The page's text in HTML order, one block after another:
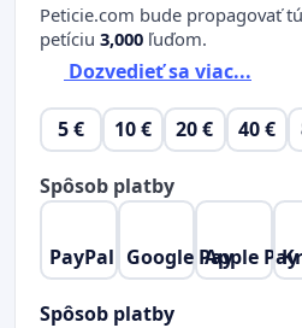
Peticie.com bude propagovať
petíciu 3,000 ľuďom.
Dozvedieť sa viac...
5 € 10 € 20 € 40 €
Spôsob platby
PayPal Google PayApple Pay
Spôsob platby